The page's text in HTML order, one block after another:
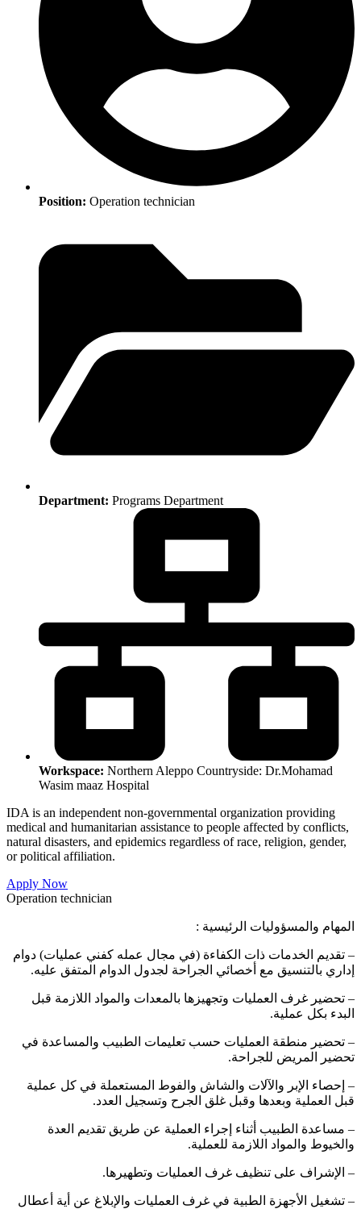
Position: Operation technician
Department: Programs Department
Workspace: Northern Aleppo Countryside: Dr.Mohamad
Wasim maaz Hospital
IDA is an independent non-governmental organization providing
medical and humanitarian assistance to people affected by conflicts,
natural disasters, and epidemics regardless of race, religion, gender,
or political affiliation.
Apply Now
Operation technician
المهام والمسؤوليات الرئيسية :
– تقديم الخدمات ذات الكفاءة (في مجال عمله كفني عمليات) دوام
إداري بالتنسيق مع أخصائي الجراحة لجدول الدوام المتفق عليه.
– تحضير غرف العمليات وتجهيزها بالمعدات والمواد اللازمة قبل
البدء بكل عملية.
– تحضير منطقة العمليات حسب تعليمات الطبيب والمساعدة في
تحضير المريض للجراحة.
– إحصاء الإبر والآلات والشاش والفوط المستعملة في كل عملية
قبل العملية وبعدها وقبل غلق الجرح وتسجيل العدد.
– مساعدة الطبيب أثناء إجراء العملية عن طريق تقديم العدة
والخيوط والمواد اللازمة للعملية.
– الإشراف على تنظيف غرف العمليات وتطهيرها.
– تشغيل الأجهزة الطبية في غرف العمليات والإبلاغ عن أية أعطال